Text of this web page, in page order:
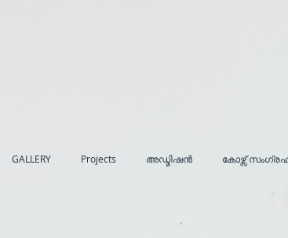
GALLERY Projects അഡ്മിഷൻ കോഴ്സ്